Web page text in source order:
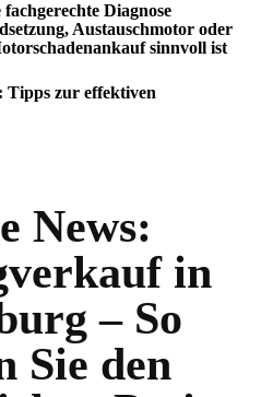
Diagnose
Austauschmotor oder
sinnvoll ist
Tipps zur effektiven
News:
in
– So
Sie den